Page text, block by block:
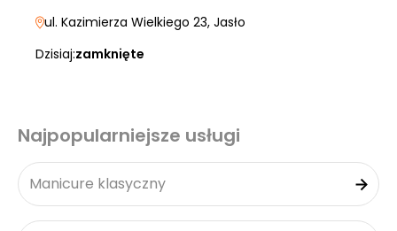
ul. Kazimierza Wielkiego 23, Jasło
Dzisiaj:zamknięte
Najpopularniejsze usługi
Manicure klasyczny